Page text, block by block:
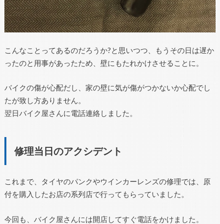
こんなことってあるのだろうか?と思いつつ、もうその日は遅か
ったのと用事があったため、壁にもたれかけさせることに。
バイクの傷が心配だし、家の壁に気が傷がつかないか心配でし
たが致し方ありません。
翌日バイク屋さんに電話連絡しました。
修理当日のアクシデント
これまで、タイヤのパンクやウインカーレンズの修理では、原
付を購入したお店の系列店で行ってもらっていました。
今回も、バイク屋さんには開店してすぐ電話をかけました。